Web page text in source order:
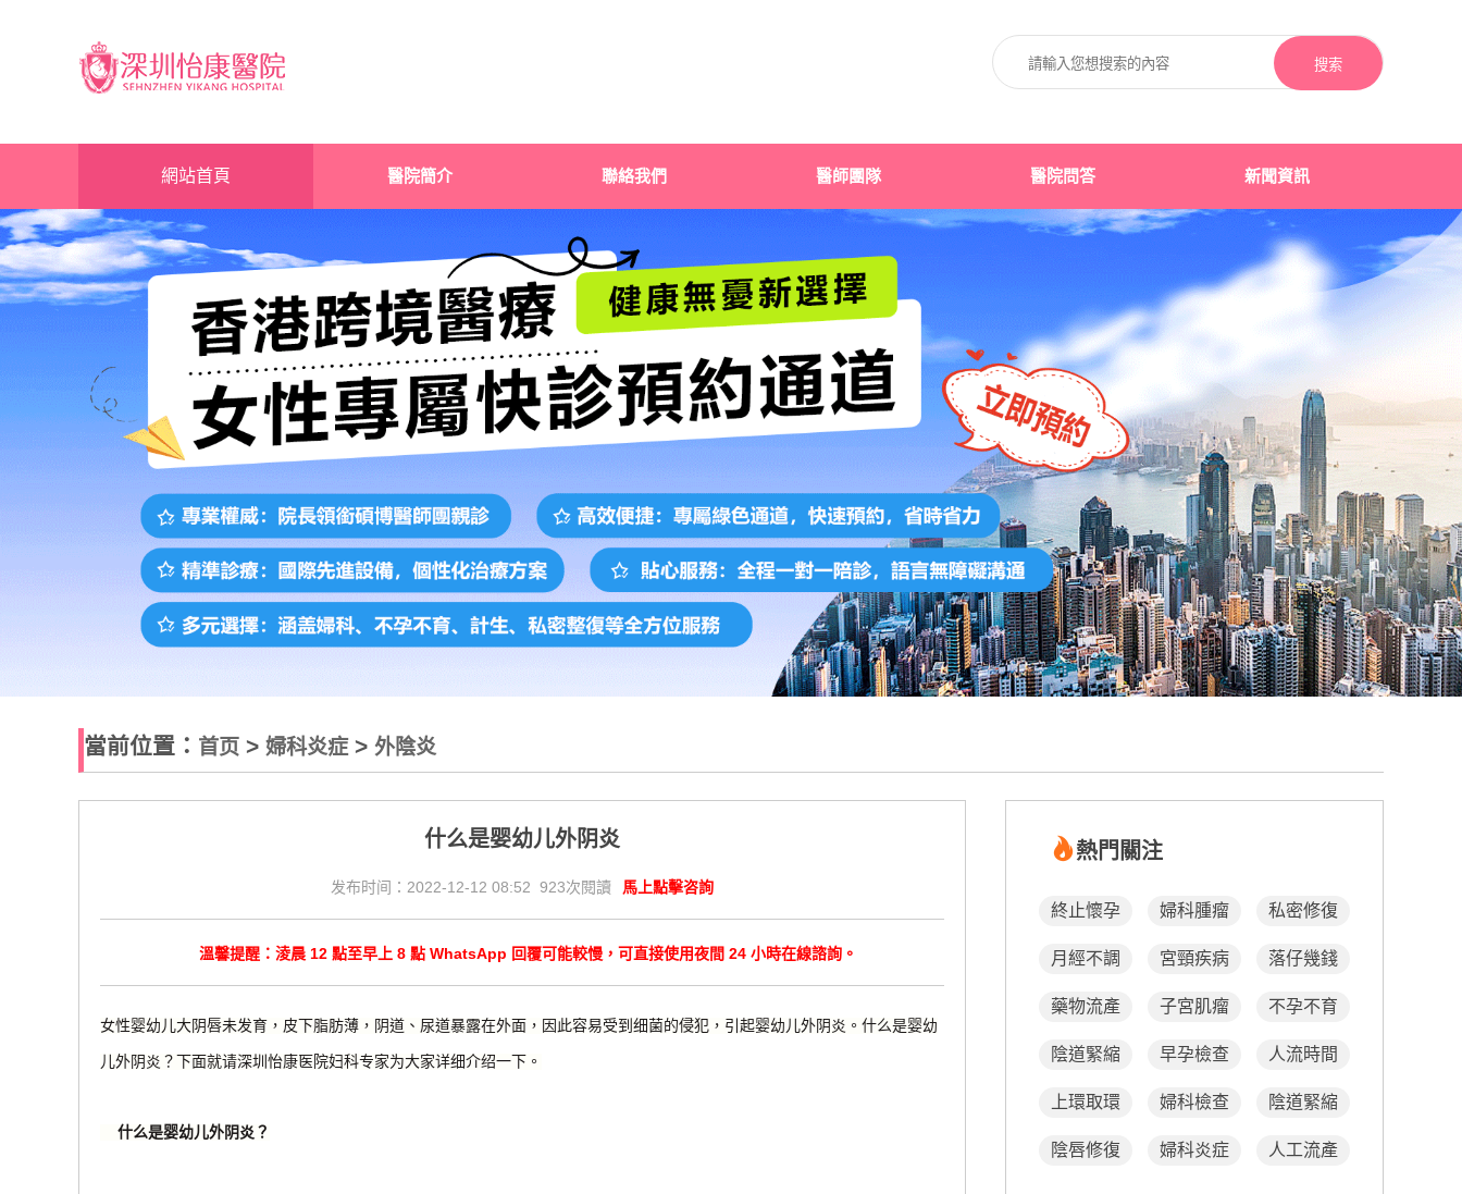
搜索
網站首頁 醫院簡介 聯絡我們 醫師團隊 醫院問答 新聞資訊
當前位置： 首页 > 婦科炎症> 外陰炎
什么是婴幼儿外阴炎
发布时间：2022-12-12 08:52 923次閱讀 馬上點擊咨詢
溫馨提醒：淩晨 12 點至早上 8 點 WhatsApp 回覆可能較慢，可直接使用夜間 24 小時在線諮詢。
女性婴幼儿大阴唇未发育，皮下脂肪薄，阴道、尿道暴露在外面，因此容易受到细菌的侵犯，引起婴幼儿外阴炎。什么是婴幼
儿外阴炎？下面就请深圳怡康医院妇科专家为大家详细介绍一下。
什么是婴幼儿外阴炎？
熱門關注
終止懷孕 婦科腫瘤 私密修復
月經不調 宮頸疾病 落仔幾錢
藥物流產 子宮肌瘤 不孕不育
陰道緊縮 早孕檢查 人流時間
上環取環 婦科檢查 陰道緊縮
陰唇修復 婦科炎症 人工流產